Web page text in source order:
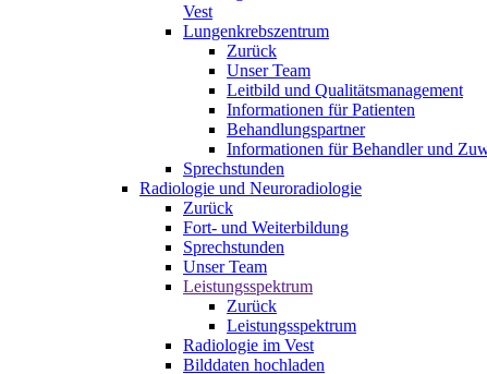
Vest
Lungenkrebszentrum
Zurück
Unser Team
Leitbild und Qualitätsmanagement
Informationen für Patienten
Behandlungspartner
Informationen für Behandler und
Sprechstunden
Radiologie und Neuroradiologie
Zurück
Fort- und Weiterbildung
Sprechstunden
Unser Team
Leistungsspektrum
Zurück
Leistungsspektrum
Radiologie im Vest
Bilddaten hochladen